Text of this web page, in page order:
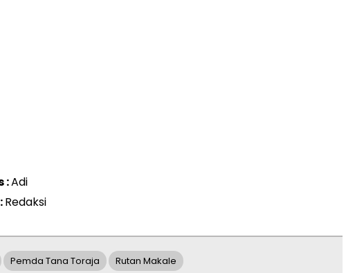
:Adi
Redaksi
Pemda Tana Toraja Rutan Makale